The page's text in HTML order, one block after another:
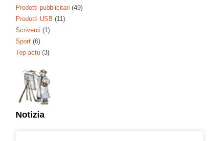
Prodotti pubblicitari (49)
Prodotti USB (11)
Scriverci (1)
Sport (6)
Top actu (3)
Notizia